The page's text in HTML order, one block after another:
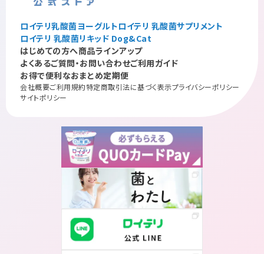
ロイテリ乳酸菌ヨーグルトロイテリ 乳酸菌サプリメント
ロイテリ 乳酸菌リキッド Dog&Cat
はじめての方へ商品ラインアップ
よくあるご質問・お問い合わせご利用ガイド
お得で便利なおまとめ定期便
会社概要ご利用規約特定商取引法に基づく表示プライバシーポリシー
サイトポリシー